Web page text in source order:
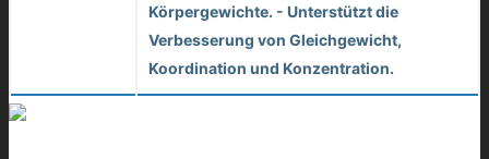
Körpergewichte. - Unterstützt die
Verbesserung von Gleichgewicht,
Koordination und Konzentration.